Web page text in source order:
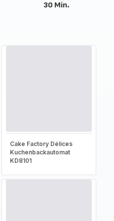
30 Min.
Cake Factory Délices
Kuchenbackautomat
KD8101